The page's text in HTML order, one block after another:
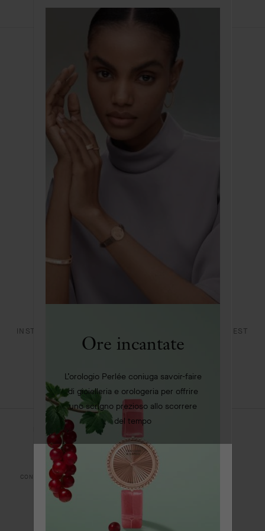
CONTATTI
EFFETTUARE UN RESO
INSTAGRAM PINTEREST
NOTE LEGALI RISOLUZIONE DELLE CONTROVERSIE ONLINE
INFORMATIVA SULLA PRIVACY INFORMATIVA SUI COOKIE
CONDIZIONI DI VENDITA POLITICA RSI
Ore incantate
L’orologio Perlée coniuga savoir-faire
di gioielleria e orologeria per offrire
uno scrigno prezioso allo scorrere
del tempo